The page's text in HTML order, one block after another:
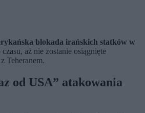
blokada irańskich statków w
czasu, aż nie zostanie osiągnięte
Teheranem.
od USA” atakowania